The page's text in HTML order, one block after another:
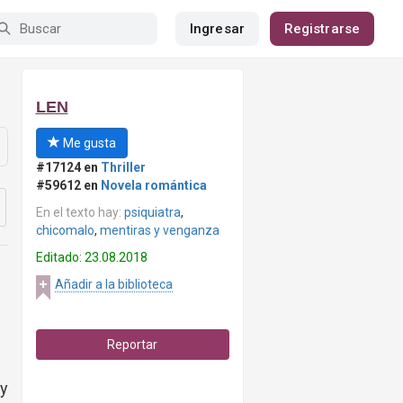
Ingresar Registrarse
LEN
Me gusta
#17124 en Thriller
#59612 en Novela romántica
En el texto hay: psiquiatra,
chicomalo, mentiras y venganza
Editado: 23.08.2018
Añadir a la biblioteca
Reportar